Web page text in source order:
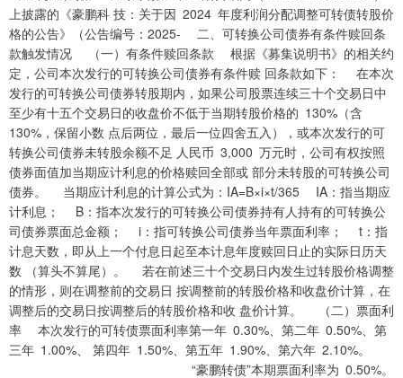
上披露的《豪鹏科 技：关于因 2024 年度利润分配调整可转债转股价
格的公告》（公告编号：2025- 二、可转换公司债券有条件赎回条
款触发情况 （一）有条件赎回条款 根据《募集说明书》的相关约
定，公司本次发行的可转换公司债券有条件赎 回条款如下： 在本次
发行的可转换公司债券转股期内，如果公司股票连续三十个交易日中
至少有十五个交易日的收盘价不低于当期转股价格的 130%（含
130%，保留小数 点后两位，最后一位四舍五入），或本次发行的可
转换公司债券未转股余额不足 人民币 3,000 万元时，公司有权按照
债券面值加当期应计利息的价格赎回全部或 部分未转股的可转换公司
债券。 当期应计利息的计算公式为：IA=B×i×t/365 IA：指当期应
计利息； B：指本次发行的可转换公司债券持有人持有的可转换公
司债券票面总金额； i：指可转换公司债券当年票面利率； t：指
计息天数，即从上一个付息日起至本计息年度赎回日止的实际日历天
数 （算头不算尾）。 若在前述三十个交易日内发生过转股价格调整
的情形，则在调整前的交易日 按调整前的转股价格和收盘价计算，在
调整后的交易日按调整后的转股价格和收 盘价计算。 （二）票面利
率 本次发行的可转债票面利率第一年 0.30%、第二年 0.50%、第
三年 1.00%、 第四年 1.50%、第五年 1.90%、第六年 2.10%。
“豪鹏转债”本期票面利率为 0.50%。